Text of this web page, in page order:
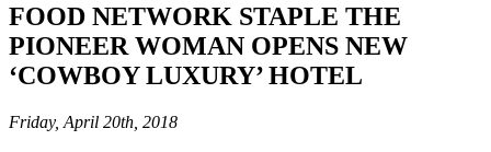
FOOD NETWORK STAPLE THE
PIONEER WOMAN OPENS NEW
‘COWBOY LUXURY’ HOTEL
Friday, April 20th, 2018